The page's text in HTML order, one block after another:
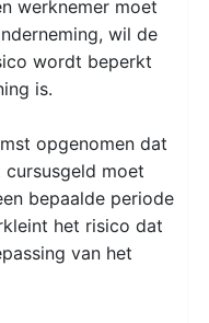
werknemer moet
wil de
wordt beperkt
is.
opgenomen dat
cursusgeld moet
bepaalde periode
het risico dat
van het